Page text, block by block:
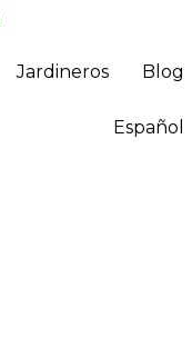
Jardineros Blog
Español